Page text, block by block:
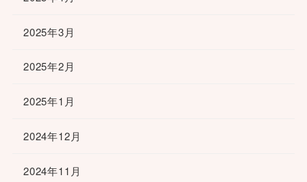
2025年3月
2025年2月
2025年1月
2024年12月
2024年11月